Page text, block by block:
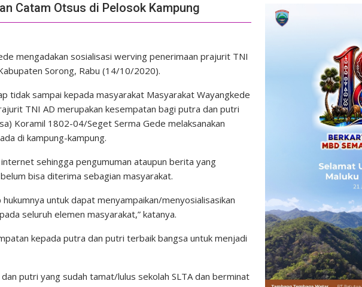
Catam Otsus di Pelosok Kampung
mengadakan sosialisasi werving penerimaan prajurit TNI
Sorong, Rabu (14/10/2020).
tidak sampai kepada masyarakat Masyarakat Wayangkede
TNI AD merupakan kesempatan bagi putra dan putri
Koramil 1802-04/Seget Serma Gede melaksanakan
di kampung-kampung.
sehingga pengumuman ataupun berita yang
bisa diterima sebagian masyarakat.
untuk dapat menyampaikan/menyosialisasikan
seluruh elemen masyarakat,” katanya.
kepada putra dan putri terbaik bangsa untuk menjadi
putri yang sudah tamat/lulus sekolah SLTA dan berminat